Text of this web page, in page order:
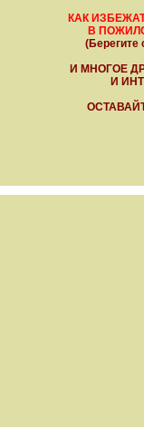
КАК
В
(Берегите
И МНОГОЕ
И